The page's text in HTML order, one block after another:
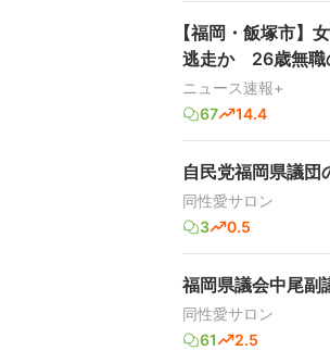
【福岡・飯塚市】
逃走か 26歳無職
ニュース速報+
67
14.4
自民党福岡県議団
同性愛サロン
3
0.5
福岡県議会中尾副
同性愛サロン
61
2.5